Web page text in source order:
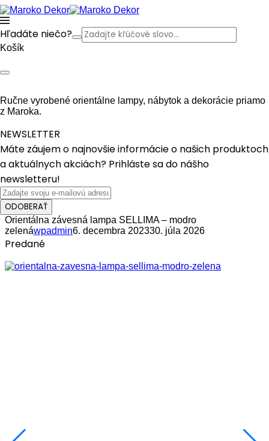
Hľadáte niečo?
Košík
Ručne vyrobené orientálne lampy, nábytok a dekorácie priamo
z Maroka.
NEWSLETTER
Máte záujem o najnovšie informácie o našich produktoch
a aktuálnych akciách? Prihláste sa do nášho
newsletteru!
ODOBERAŤ
Orientálna závesná lampa SELLIMA – modro
zelenáwpadmin6. decembra 202330. júla 2026
Predané